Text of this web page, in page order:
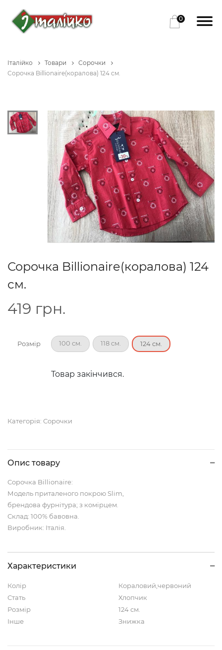
0
Італійко Товари
Сорочки
Сорочка Billionaire(коралова) 124 см.
Сорочка Billionaire(коралова) 124
см.
419 грн.
Розмір 100 см. 118 см. 124 см.
Товар закінчився.
Категорія: Сорочки
Опис товару
Сорочка Billionaire:
Модель приталеного покрою Slim,
брендова фурнітура; з комірцем.
Склад: 100% бавовна.
Виробник: Італія.
Характеристики
Колір
Кораловий,червоний
Стать
Хлопчик
Розмір
124 см.
Інше
Знижка